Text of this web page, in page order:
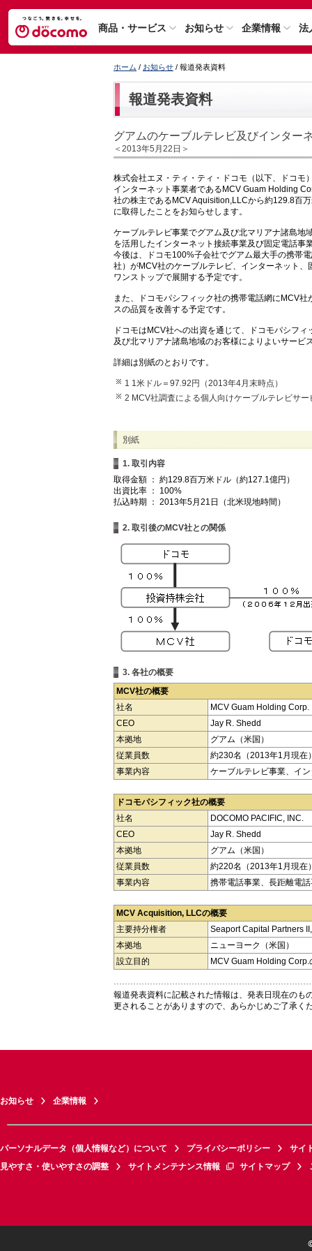
商品・サービス お知らせ 企業情報 法
ホーム / お知らせ / 報道発表資料
報道発表資料
グアムのケーブルテレビ及びインター
＜2013年5月22日＞
株式会社エヌ・ティ・ティ・ドコモ（以下、ドコモ
インターネット事業者であるMCV Guam Holding
社の株主であるMCV Aquisition,LLCから約129.8百
に取得したことをお知らせします。
ケーブルテレビ事業でグアム及び北マリアナ諸島地
を活用したインターネット接続事業及び固定電話事
今後は、ドコモ100%子会社でグアム最大手の携帯
社）がMCV社のケーブルテレビ、インターネット
ワンストップで展開する予定です。
また、ドコモパシフィック社の携帯電話網にMCV
スの品質を改善する予定です。
ドコモはMCV社への出資を通じて、ドコモパシフ
及び北マリアナ諸島地域のお客様によりよいサービ
詳細は別紙のとおりです。
1 1米ドル＝97.92円（2013年4月末時点）
2 MCV社調査による個人向けケーブルテレビサ
別紙
1. 取引内容
取得金額 ： 約129.8百万米ドル（約127.1億円）
出資比率 ： 100%
払込時期 ： 2013年5月21日（北米現地時間）
2. 取引後のMCV社との関係
3. 各社の概要
MCV社の概要
社名
MCV Guam Holding Corp.
CEO
Jay R. Shedd
本拠地
グアム（米国）
従業員数
約230名（2013年1月現在
事業内容
ケーブルテレビ事業、イ
ドコモパシフィック社の概要
社名
DOCOMO PACIFIC, INC.
CEO
Jay R. Shedd
本拠地
グアム（米国）
従業員数
約220名（2013年1月現在
事業内容
携帯電話事業、長距離電
MCV Acquisition, LLCの概要
主要持分権者
Seaport Capital Partners II,
本拠地
ニューヨーク（米国）
設立目的
MCV Guam Holding Corp.
報道発表資料に記載された情報は、発表日現在のも
更されることがありますので、あらかじめご了承く
お知らせ 企業情報
パーソナルデータ（個人情報など）について プライバシーポリシー
サイ
見やすさ・使いやすさの調整
サイトメンテナンス情報 サイトマップ